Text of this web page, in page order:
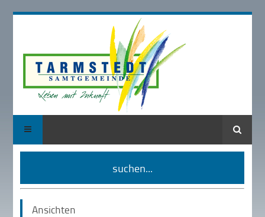
Suche
suchen...
Ansichten